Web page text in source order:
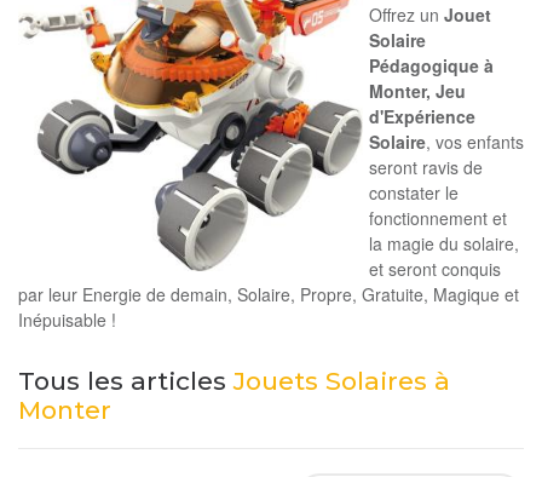
Offrez un Jouet
Solaire
Pédagogique à
Monter, Jeu
d'Expérience
Solaire, vos enfants
seront ravis de
constater le
fonctionnement et
la magie du solaire,
et seront conquis
par leur Energie de demain, Solaire, Propre, Gratuite, Magique et
Inépuisable !
Tous les articlesJouets Solaires à
Monter